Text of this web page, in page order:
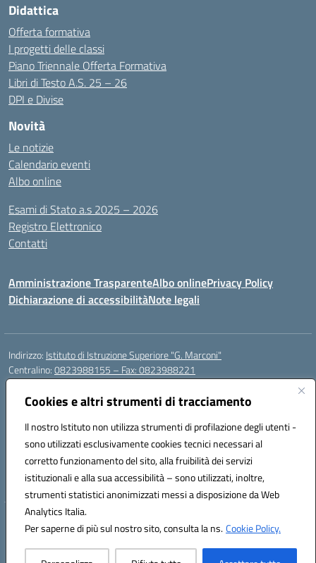
Cookies e altri strumenti di tracciamento
Il nostro Istituto non utilizza strumenti di profilazione degli utenti -
sono utilizzati esclusivamente cookies tecnici necessari al
corretto funzionamento del sito, alla fruibilità dei servizi
istituzionali e alla sua accessibilità – sono utilizzati, inoltre,
strumenti statistici anonimizzati messi a disposizione da Web
Analytics Italia.
Per saperne di più sul nostro sito, consulta la ns.Cookie Policy.
Didattica
Offerta formativa
I progetti delle classi
Piano Triennale Offerta Formativa
Libri di Testo A.S. 25 – 26
DPI e Divise
Novità
Le notizie
Calendario eventi
Albo online
Esami di Stato a.s 2025 – 2026
Registro Elettronico
Contatti
Amministrazione TrasparenteAlbo onlinePrivacy Policy
Dichiarazione di accessibilitàNote legali
Indirizzo: Istituto di Istruzione Superiore "G. Marconi"
Centralino:0823988155 – Fax: 0823988221
Email:
Posta elettronica certificata (PEC):ceis006006@pec.istruzione.it
Codice fiscale: 80004450617
Codice meccanografico:CEIS006006
Codice Indice delle Pubbliche Amministrazioni (IPA): istsc_ceis006006
Codice unico di fatturazione (CUF): UF8BPW
Hosting & Powered by 3D Solution S.r.l.
Concept & Design by Designers Italia